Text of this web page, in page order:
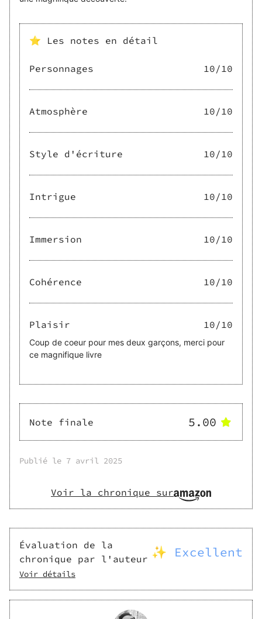
⭐ Les notes en détail
Personnages 10/10
Atmosphère 10/10
Style d'écriture 10/10
Intrigue 10/10
Immersion 10/10
Cohérence 10/10
Plaisir 10/10
Coup de coeur pour mes deux garçons, merci pour
ce magnifique livre
Note finale 5.00
Publié le 7 avril 2025
Voir la chronique sur
Évaluation de la
chronique par l'auteur ✨ Excellent
Voir détails